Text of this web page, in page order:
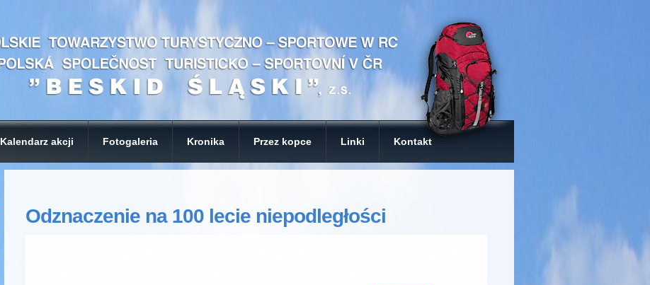
Kalendarz akcji Fotogaleria Kronika Przez kopce Linki Kontakt
Odznaczenie na 100 lecie niepodległości